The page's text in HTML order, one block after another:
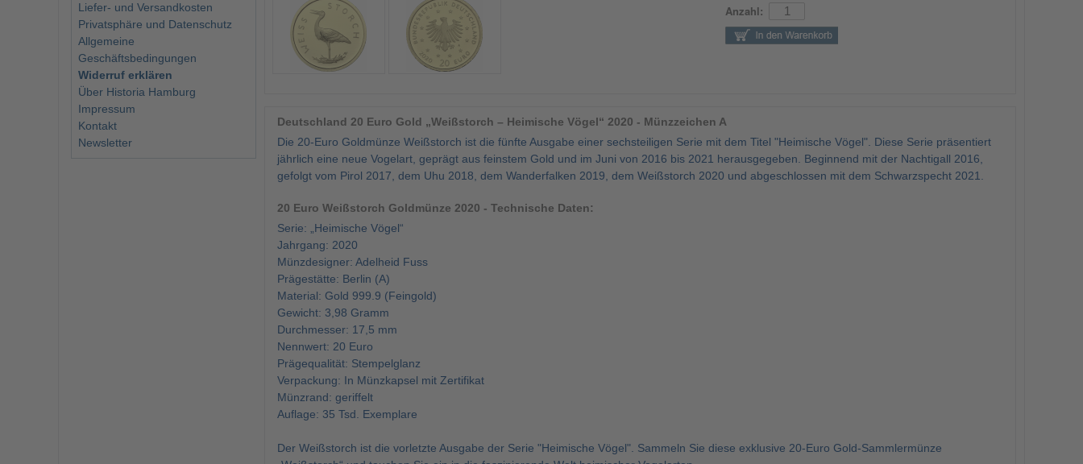
Anzahl:
Deutschland 20 Euro Gold „Weißstorch – Heimische Vögel“ 2020 - Münzzeichen A
Die 20-Euro Goldmünze Weißstorch ist die fünfte Ausgabe einer sechsteiligen Serie mit dem Titel "Heimische Vögel". Diese Serie präsentiert
jährlich eine neue Vogelart, geprägt aus feinstem Gold und im Juni von 2016 bis 2021 herausgegeben. Beginnend mit der Nachtigall 2016,
gefolgt vom Pirol 2017, dem Uhu 2018, dem Wanderfalken 2019, dem Weißstorch 2020 und abgeschlossen mit dem Schwarzspecht 2021.
20 Euro Weißstorch Goldmünze 2020 - Technische Daten:
Serie: „Heimische Vögel“
Jahrgang: 2020
Münzdesigner: Adelheid Fuss
Prägestätte: Berlin (A)
Material: Gold 999.9 (Feingold)
Gewicht: 3,98 Gramm
Durchmesser: 17,5 mm
Nennwert: 20 Euro
Prägequalität: Stempelglanz
Verpackung: In Münzkapsel mit Zertifikat
Münzrand: geriffelt
Auflage: 35 Tsd. Exemplare
Der Weißstorch ist die vorletzte Ausgabe der Serie "Heimische Vögel". Sammeln Sie diese exklusive 20-Euro Gold-Sammlermünze
Liefer- und Versandkosten
Privatsphäre und Datenschutz
Allgemeine
Geschäftsbedingungen
Widerruf erklären
Über Historia Hamburg
Impressum
Kontakt
Newsletter